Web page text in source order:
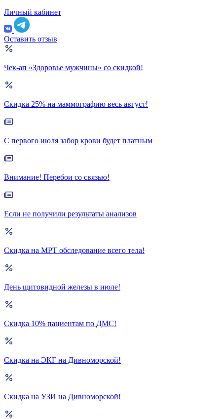
Личный кабинет
Оставить отзыв
Чек-ап «Здоровье мужчины» со скидкой!
Скидка 25% на маммографию весь август!
С первого июля забор крови будет платным
Внимание! Перебои со связью!
Если не получили результаты анализов
Скидка на МРТ обследование всего тела!
День щитовидной железы в июле!
Скидка 10% пациентам по ДМС!
Скидка на ЭКГ на Дивноморской!
Скидка на УЗИ на Дивноморской!